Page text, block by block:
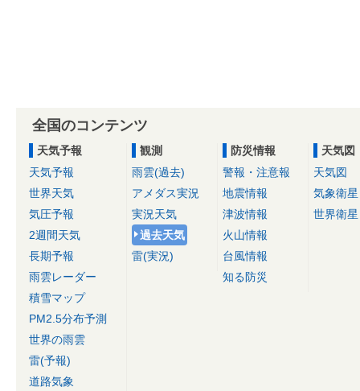
全国のコンテンツ
天気予報
天気予報
世界天気
気圧予報
2週間天気
長期予報
雨雲レーダー
積雪マップ
PM2.5分布予測
世界の雨雲
雷(予報)
道路気象
観測
雨雲(過去)
アメダス実況
実況天気
過去天気
雷(実況)
防災情報
警報・注意報
地震情報
津波情報
火山情報
台風情報
知る防災
天気図
天気図
気象衛星
世界衛星